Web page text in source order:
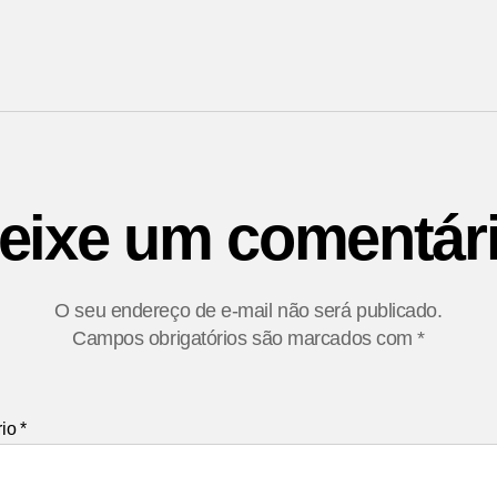
um
O seu endereço de e-mail não será publicado.
Campos obrigatórios são marcados com*
*